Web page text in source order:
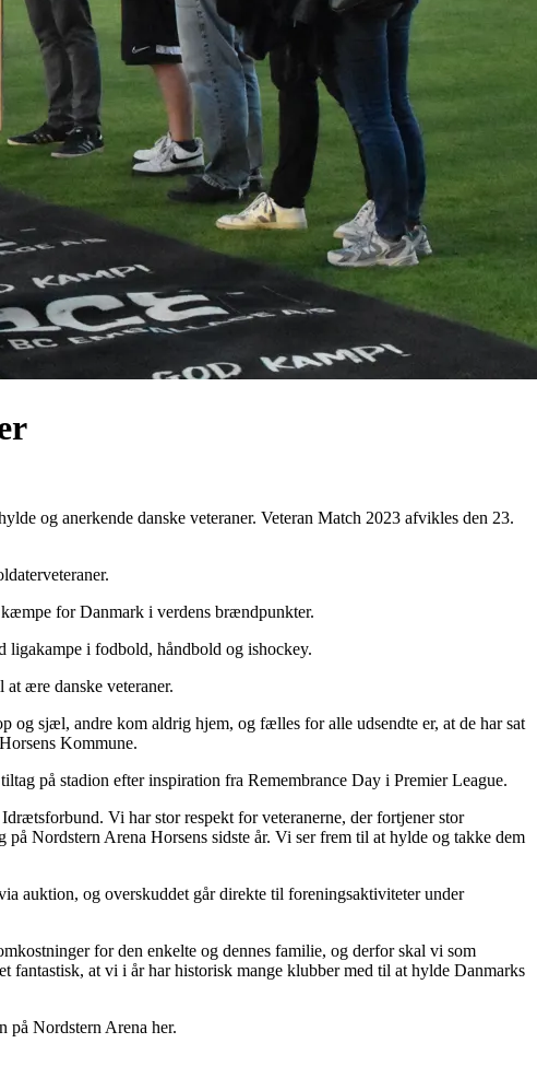
og anerkende danske veteraner. Veteran Match 2023 afvikles den 23.
for Danmark i verdens brændpunkter.
ligakampe i fodbold, håndbold og ishockey.
ære danske veteraner.
og sjæl, andre kom aldrig hjem, og fælles for alle udsendte er, at de har sat
Kommune.
på stadion efter inspiration fra Remembrance Day i Premier League.
Vi har stor respekt for veteranerne, der fortjener stor
Nordstern Arena Horsens sidste år. Vi ser frem til at hylde og takke dem
auktion, og overskuddet går direkte til foreningsaktiviteter under
for den enkelte og dennes familie, og derfor skal vi som
fantastisk, at vi i år har historisk mange klubber med til at hylde Danmarks
på Nordstern Arena her.